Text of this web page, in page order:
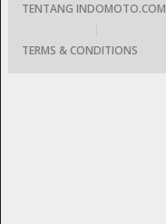
TENTANG INDOMOTO.COM
TERMS & CONDITIONS